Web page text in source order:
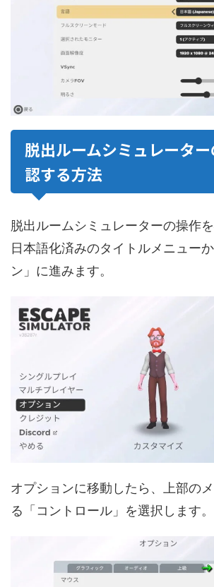
脱出ルームシミュレータ
認する方法
脱出ルームシミュレーターの操作を
日本語化済みのタイトルメニュー
ン」に進みます。
オプションに移動したら、上部の
る「コントロール」を選択します。